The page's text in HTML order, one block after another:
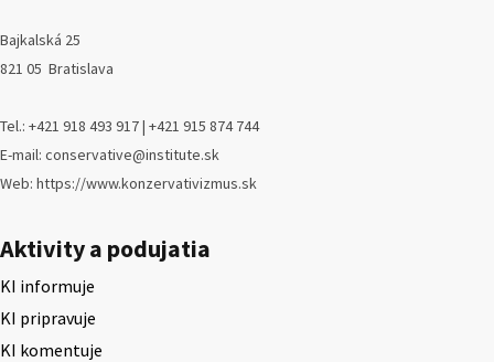
Bajkalská 25
821 05 Bratislava
Tel.: +421 918 493 917 | +421 915 874 744
E-mail: conservative@institute.sk
Web: https://www.konzervativizmus.sk
Aktivity a podujatia
KI informuje
KI pripravuje
KI komentuje